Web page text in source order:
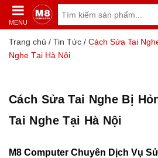
MENU
Trang chủ / Tin Tức / Cách Sửa Tai
Nghe Tại Hà Nội
Cách Sửa Tai Nghe Bị
Tai Nghe Tại Hà Nội
M8 Computer Chuyên Dịch Vụ